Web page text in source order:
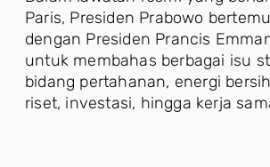
Paris, Presiden Prabowo
dengan Presiden Prancis
untuk membahas berbagai isu
bidang pertahanan, energi
riset, investasi, hingga kerja